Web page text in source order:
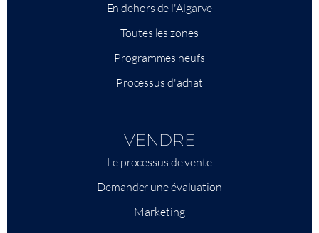
En dehors de l'Algarve
Toutes les zones
Programmes neufs
Processus d'achat
VENDRE
Le processus de vente
Demander une évaluation
Marketing